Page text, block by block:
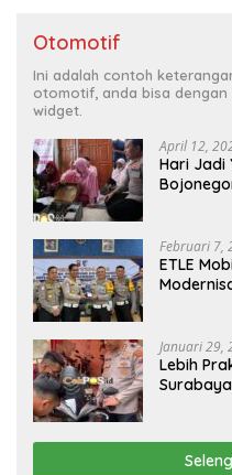
Otomotif
Ini adalah contoh
otomotif, anda bisa dengan
widget.
April 12,
Hari Jadi
Februari 7,
ETLE
Januari 29,
Lebih